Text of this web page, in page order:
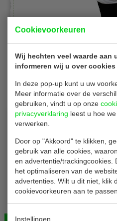
Cookievoorkeuren
Wij hechten veel waarde aan
informeren wij u over
In deze pop-up kunt u uw
Meer informatie over de
gebruiken, vindt u op onze
privacyverklaring leest u hoe
verwerken.
Door op "Akkoord" te klikken,
gebruik van alle cookies,
en advertentie/trackingcookies.
het optimaliseren van de
advertenties. Wilt u dit niet, klik
cookievoorkeuren aan te passen.
Instellingen
Deksel